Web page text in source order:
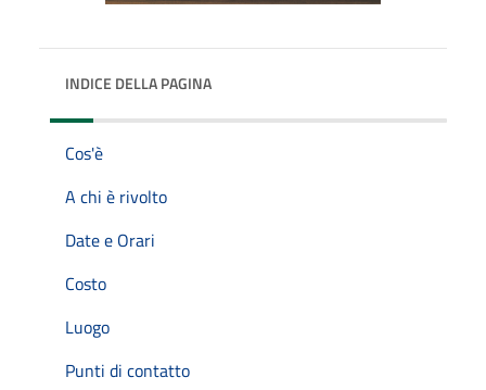
INDICE DELLA PAGINA
Cos'è
A chi è rivolto
Date e Orari
Costo
Luogo
Punti di contatto